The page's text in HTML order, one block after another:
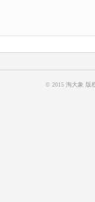
© 2015 淘大象 版